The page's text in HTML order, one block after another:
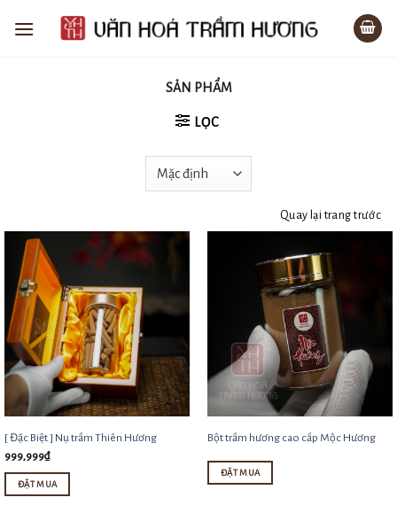
qua
SẢN PHẨM
LỌC
Quay lại trang trước
[ Đặc Biệt ] Nụ trầm Thiên Hương
999,999₫
ĐẶT MUA
Bột trầm hương cao cấp Mộc Hương
ĐẶT MUA